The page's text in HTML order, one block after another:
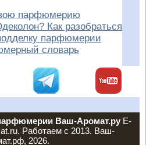
парфюмерию
Как разобраться
парфюмерии
словарь
Ваш-Аромат.руE-
Работаем с 2013. Ваш-
2026.